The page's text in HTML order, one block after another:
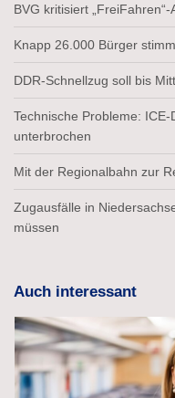
BVG kritisiert
Knapp 26.000 Bürger
DDR-Schnellzug soll bis
Technische Probleme:
unterbrochen
Mit der Regionalbahn zur
Zugausfälle in
müssen
Auch interessant